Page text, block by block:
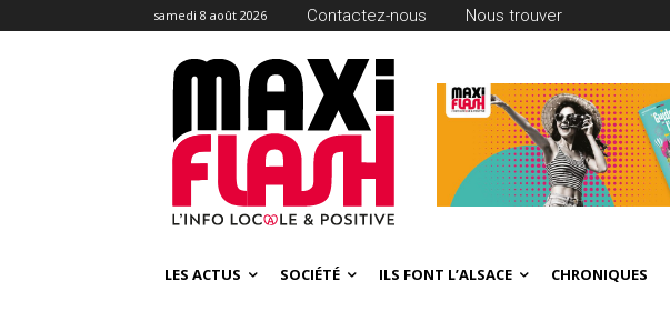
samedi 8 août 2026 Contactez-nous Nous trouver
LES ACTUS SOCIÉTÉ ILS FONT L’ALSACE CHRONIQUES